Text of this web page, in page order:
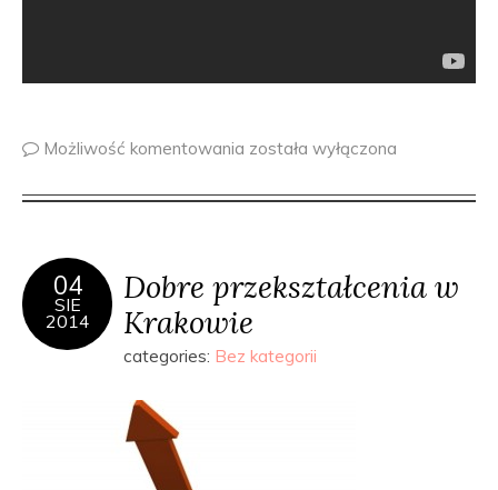
Możliwość komentowania została wyłączona
04
SIE
2014
Dobre przekształcenia w
Krakowie
categories: Bez kategorii